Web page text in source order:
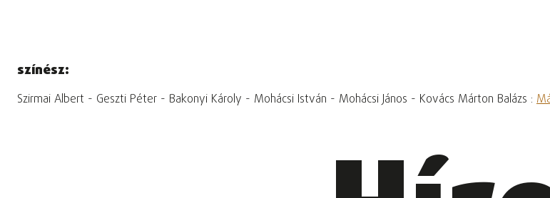
színész:
Szirmai Albert - Geszti Péter - Bakonyi Károly - Mohácsi István - Mohácsi János - Kovács Márton Balázs :